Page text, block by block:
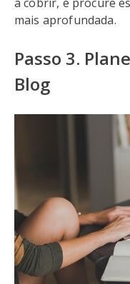
mais aprofundada.
Passo 3.
Blog